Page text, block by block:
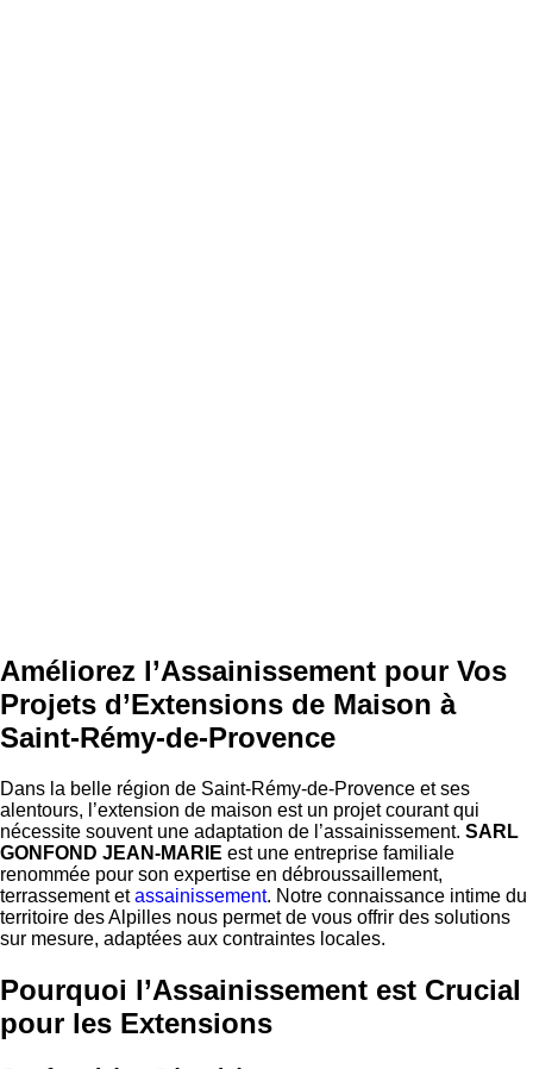
Améliorez l’Assainissement pour Vos
Projets d’Extensions de Maison à
Saint-Rémy-de-Provence
Dans la belle région de Saint-Rémy-de-Provence et ses
alentours, l’extension de maison est un projet courant qui
nécessite souvent une adaptation de l’assainissement. SARL
GONFOND JEAN-MARIE est une entreprise familiale
renommée pour son expertise en débroussaillement,
terrassement etassainissement. Notre connaissance intime du
territoire des Alpilles nous permet de vous offrir des solutions
sur mesure, adaptées aux contraintes locales.
Pourquoi l’Assainissement est Crucial
pour les Extensions